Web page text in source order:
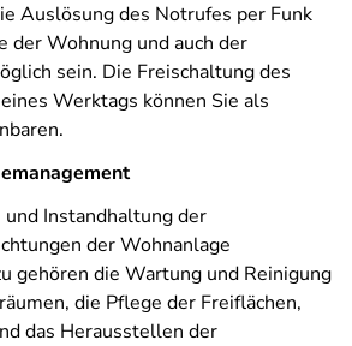
Auslösung des Notrufes per Funk
der Wohnung und auch der
sein. Die Freischaltung des
Werktags können Sie als
Instandhaltung der
der Wohnanlage
gehören die Wartung und Reinigung
die Pflege der Freiflächen,
das Herausstellen der